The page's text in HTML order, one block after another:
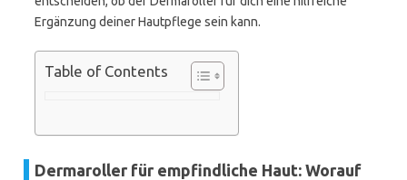
Ergänzung deiner Hautpflege sein kann.
Table of Contents
Dermaroller für empfindliche Haut: Worauf